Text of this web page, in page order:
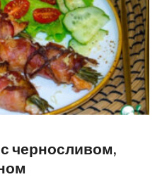
черносливом,